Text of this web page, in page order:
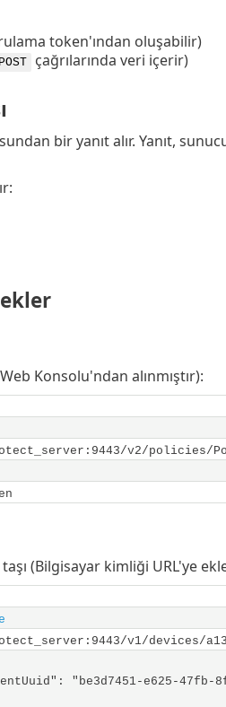
token'ından oluşabilir)
POST çağrılarında veri içerir)
bir yanıt alır. Yanıt,
Konsolu'ndan alınmıştır):
v2/policies/
(Bilgisayar kimliği URL'ye
v1/devices/
"be3d7451-e625-47fb-